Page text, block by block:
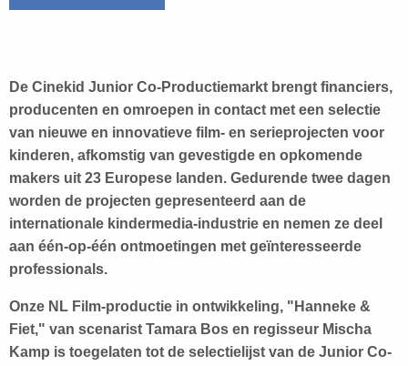
De Cinekid Junior Co-Productiemarkt brengt financiers,
producenten en omroepen in contact met een selectie
van nieuwe en innovatieve film- en serieprojecten voor
kinderen, afkomstig van gevestigde en opkomende
makers uit 23 Europese landen. Gedurende twee dagen
worden de projecten gepresenteerd aan de
internationale kindermedia-industrie en nemen ze deel
aan één-op-één ontmoetingen met geïnteresseerde
professionals.
Onze NL Film-productie in ontwikkeling, "Hanneke &
Fiet," van scenarist Tamara Bos en regisseur Mischa
Kamp is toegelaten tot de selectielijst van de Junior Co-